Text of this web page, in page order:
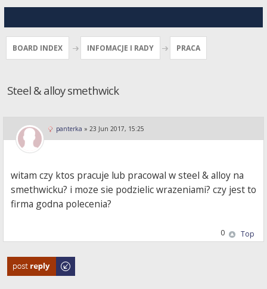
BOARD INDEX INFOMACJE I RADY PRACA
Steel & alloy smethwick
panterka » 23 Jun 2017, 15:25
witam czy ktos pracuje lub pracowal w steel & alloy na
smethwicku? i moze sie podzielic wrazeniami? czy jest to
firma godna polecenia?
Top
0
Post a reply